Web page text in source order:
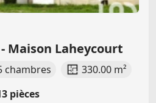
- Maison Laheycourt
chambres
330.00 m²
pièces